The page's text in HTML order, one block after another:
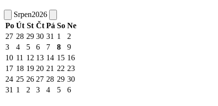
Srpen2026
Po Út St Čt Pá So Ne
27 28 29 30 31 1
2
3
4 5 6 7 8
9
10 11 12 13 14 15 16
17 18 19 20 21 22 23
24 25 26 27 28 29 30
31 1 2 3 4 5 6